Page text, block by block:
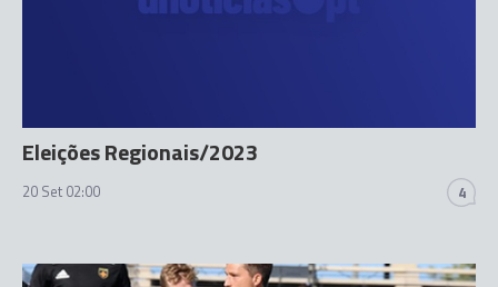
Eleições Regionais/2023
20 Set 02:00 4